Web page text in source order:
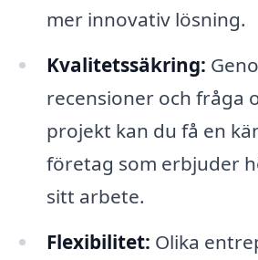
mer innovativ lösning.
Kvalitetssäkring:
recensioner och fråga
projekt kan du få en
företag som erbjuder
sitt arbete.
Flexibilitet: Olika